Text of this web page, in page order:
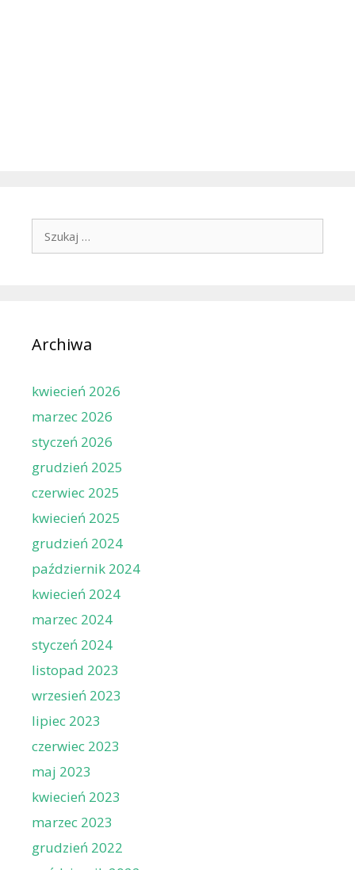
Szukaj:
Archiwa
kwiecień 2026
marzec 2026
styczeń 2026
grudzień 2025
czerwiec 2025
kwiecień 2025
grudzień 2024
październik 2024
kwiecień 2024
marzec 2024
styczeń 2024
listopad 2023
wrzesień 2023
lipiec 2023
czerwiec 2023
maj 2023
kwiecień 2023
marzec 2023
grudzień 2022